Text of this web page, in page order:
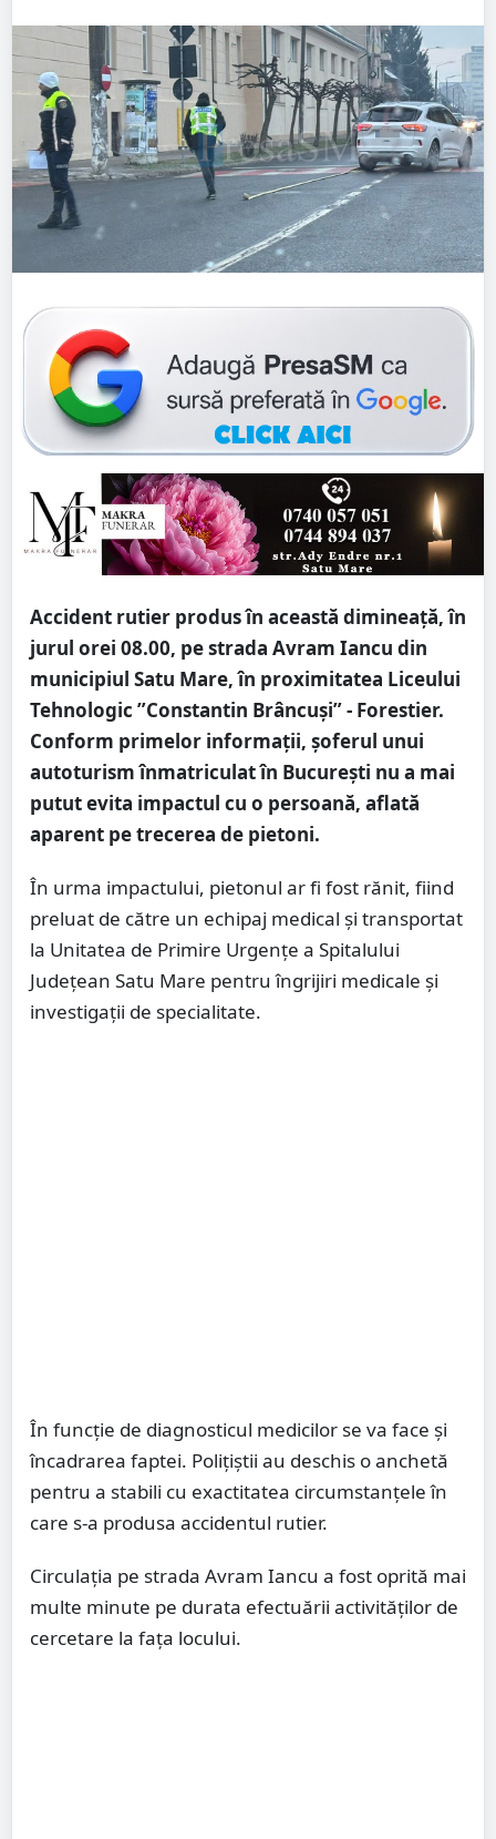
Accident rutier produs în această dimineață, în
jurul orei 08.00, pe strada Avram Iancu din
municipiul Satu Mare, în proximitatea Liceului
Tehnologic ”Constantin Brâncuși” - Forestier.
Conform primelor informații, șoferul unui
autoturism înmatriculat în București nu a mai
putut evita impactul cu o persoană, aflată
aparent pe trecerea de pietoni.
În urma impactului, pietonul ar fi fost rănit, fiind
preluat de către un echipaj medical și transportat
la Unitatea de Primire Urgențe a Spitalului
Județean Satu Mare pentru îngrijiri medicale și
investigații de specialitate.
În funcție de diagnosticul medicilor se va face și
încadrarea faptei. Polițiștii au deschis o anchetă
pentru a stabili cu exactitatea circumstanțele în
care s-a produsa accidentul rutier.
Circulația pe strada Avram Iancu a fost oprită mai
multe minute pe durata efectuării activităților de
cercetare la fața locului.